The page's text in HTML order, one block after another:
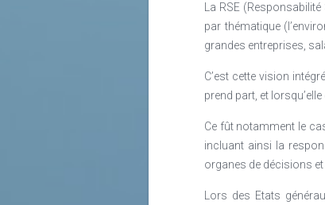
Lire la suite
marche forcée sans grand
jouer un réel effet de
l’entreprise cette fois,
en considération des
La RSE
par thématique
grandes entreprises,
C’est cette vision
prend part, et
Ce fût notamment le
incluant ainsi la
organes de décisions
Lors des Etats